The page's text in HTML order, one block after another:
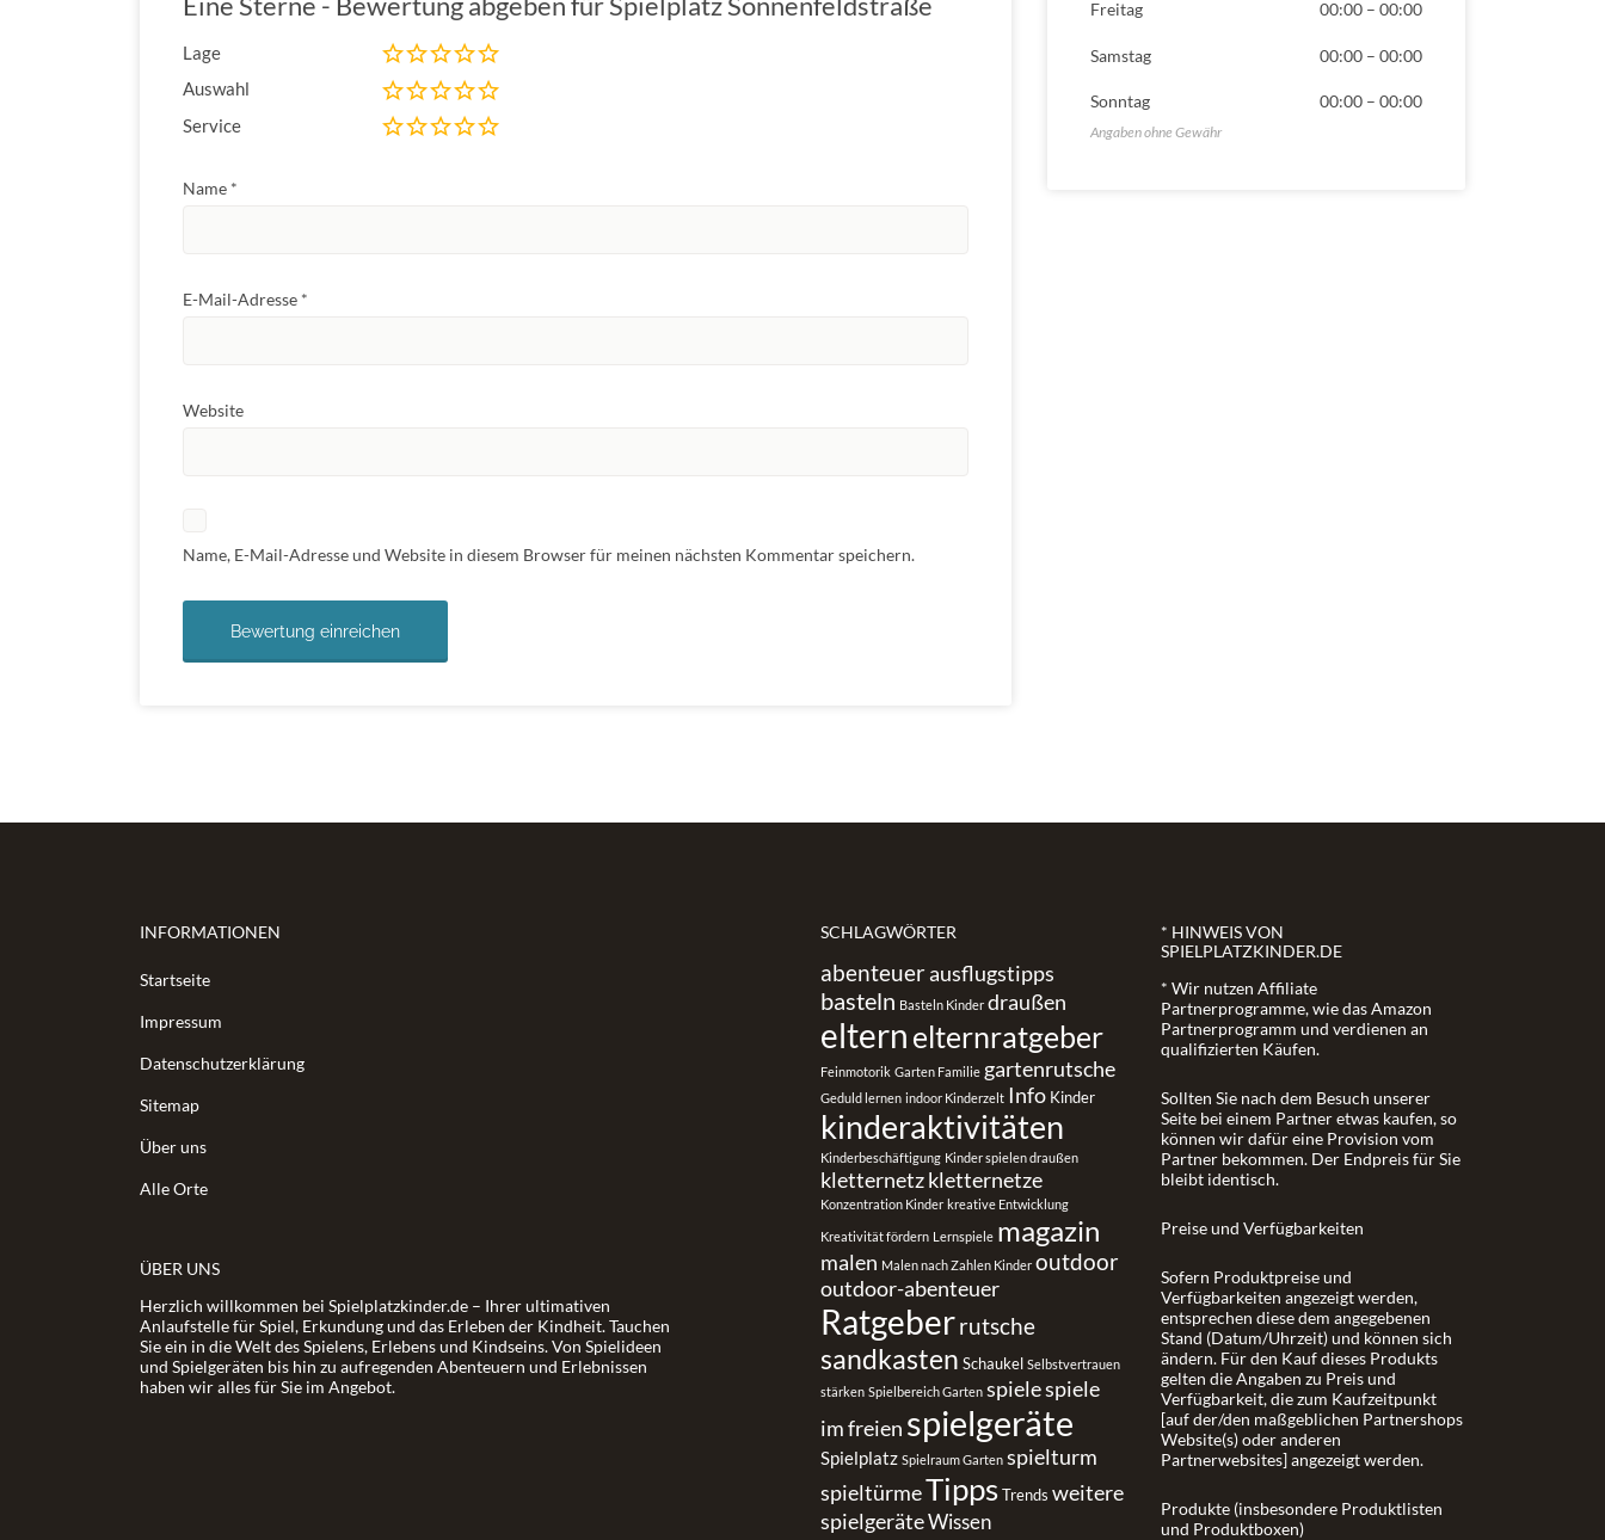
Lage
Auswahl
Service
Name *
E-Mail-Adresse *
Website
Name, E-Mail-Adresse und Website in diesem Browser für meinen nächsten Kommentar speichern.
Freitag 00:00 – 00:00
Samstag 00:00 – 00:00
Sonntag 00:00 – 00:00
INFORMATIONEN
Startseite
Impressum
Datenschutzerklärung
Sitemap
Über uns
Alle Orte
ÜBER UNS
Herzlich willkommen bei Spielplatzkinder.de – Ihrer ultimativen
Anlaufstelle für Spiel, Erkundung und das Erleben der Kindheit. Tauchen
Sie ein in die Welt des Spielens, Erlebens und Kindseins. Von Spielideen
und Spielgeräten bis hin zu aufregenden Abenteuern und Erlebnissen
haben wir alles für Sie im Angebot.
SCHLAGWÖRTER
abenteuerausflugstipps
basteln Basteln Kinder draußen
eltern elternratgeber
Feinmotorik Garten Familie gartenrutsche
Geduld lernen indoor Kinderzelt Info Kinder
kinderaktivitäten
Kinderbeschäftigung Kinder spielen draußen
kletternetzkletternetze
Konzentration Kinder kreative Entwicklung
Kreativität fördern Lernspiele magazin
malen Malen nach Zahlen Kinder outdoor
outdoor-abenteuer
Ratgeberrutsche
sandkasten Schaukel Selbstvertrauen
stärken Spielbereich Garten spielespiele
im freien spielgeräte
Spielplatz Spielraum Garten spielturm
spieltürmeTippsTrends weitere
spielgeräteWissen
* HINWEIS VON
SPIELPLATZKINDER.DE
* Wir nutzen Affiliate
Partnerprogramme, wie das Amazon
Partnerprogramm und verdienen an
qualifizierten Käufen.
Sollten Sie nach dem Besuch unserer
Seite bei einem Partner etwas kaufen, so
können wir dafür eine Provision vom
Partner bekommen. Der Endpreis für Sie
bleibt identisch.
Preise und Verfügbarkeiten
Sofern Produktpreise und
Verfügbarkeiten angezeigt werden,
entsprechen diese dem angegebenen
Stand (Datum/Uhrzeit) und können sich
ändern. Für den Kauf dieses Produkts
gelten die Angaben zu Preis und
Verfügbarkeit, die zum Kaufzeitpunkt
[auf der/den maßgeblichen Partnershops
Website(s) oder anderen
Partnerwebsites] angezeigt werden.
Produkte (insbesondere Produktlisten
und Produktboxen)